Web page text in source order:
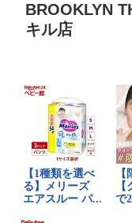
BROOKLYN
キル店